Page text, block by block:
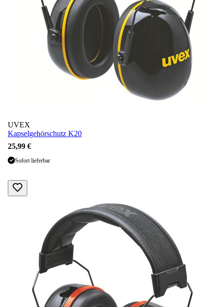
UVEX
Kapselgehörschutz K20
25,99 €
Sofort lieferbar